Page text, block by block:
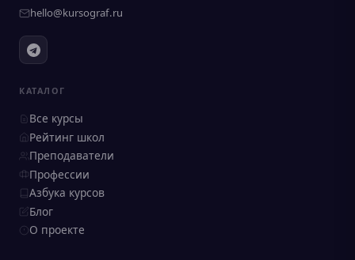
hello@kursograf.ru
КАТАЛОГ
Все курсы
Рейтинг школ
Преподаватели
Профессии
Азбука курсов
Блог
О проекте